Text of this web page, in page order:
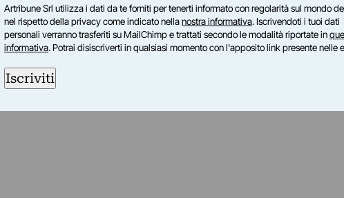
Artribune Srl utilizza i dati da te forniti per tenerti informato con regolarità sul mondo
nel rispetto della privacy come indicato nellanostra informativa. Iscrivendoti i tuoi dati
personali verranno trasferiti su MailChimp e trattati secondo le modalità riportate in
informativa. Potrai disiscriverti in qualsiasi momento con l'apposito link presente nelle
Iscriviti